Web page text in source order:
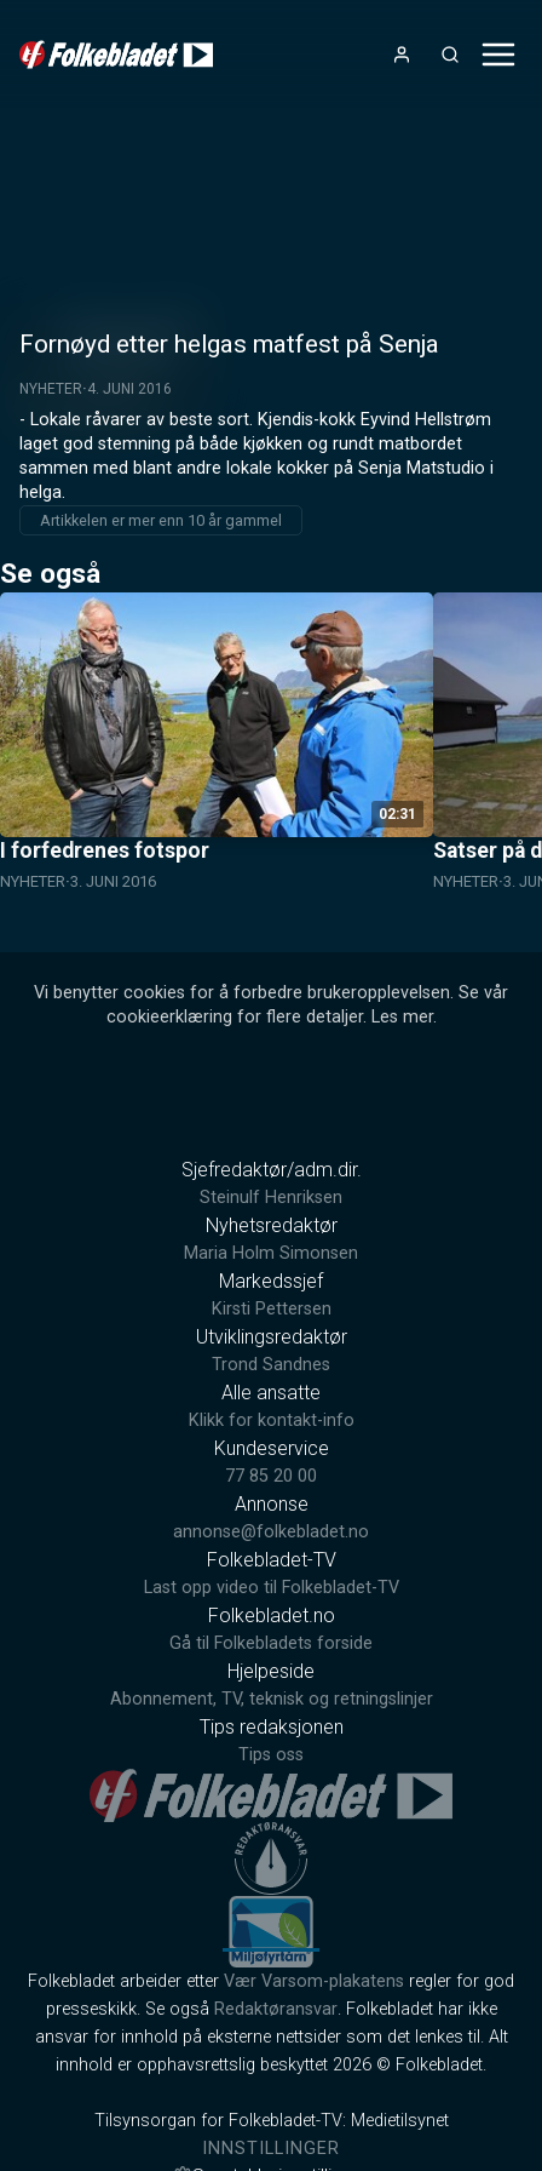
Fornøyd etter helgas matfest på Senja
NYHETER 4. JUNI 2016
- Lokale råvarer av beste sort. Kjendis-kokk Eyvind Hellstrøm
laget god stemning på både kjøkken og rundt matbordet
sammen med blant andre lokale kokker på Senja Matstudio i
helga.
Artikkelen er mer enn 10 år gammel
Se også
02:31
I forfedrenes fotspor
NYHETER 3. JUNI 2016
Satser på
NYHETER 3.
Vi benytter cookies for å forbedre brukeropplevelsen. Se vår
cookieerklæring for flere detaljer. Les mer.
Sjefredaktør/adm.dir.
Steinulf Henriksen
Nyhetsredaktør
Maria Holm Simonsen
Markedssjef
Kirsti Pettersen
Utviklingsredaktør
Trond Sandnes
Alle ansatte
Klikk for kontakt-info
Kundeservice
77 85 20 00
Annonse
annonse@folkebladet.no
Folkebladet-TV
Last opp video til Folkebladet-TV
Folkebladet.no
Gå til Folkebladets forside
Hjelpeside
Abonnement, TV, teknisk og retningslinjer
Tips redaksjonen
Tips oss
Folkebladet arbeider etter Vær Varsom-plakatens regler for god
presseskikk. Se også Redaktøransvar. Folkebladet har ikke
ansvar for innhold på eksterne nettsider som det lenkes til. Alt
innhold er opphavsrettslig beskyttet 2026 © Folkebladet.
Tilsynsorgan for Folkebladet-TV: Medietilsynet
INNSTILLINGER